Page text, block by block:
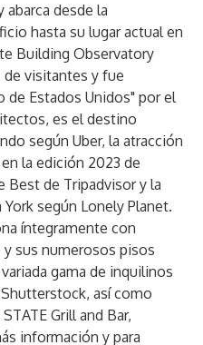
desde la
hasta su lugar actual en
Building Observatory
de visitantes y fue
Estados Unidos" por el
es el destino
según Uber, la atracción
la edición 2023 de
Best de Tripadvisor y la
según Lonely Planet.
íntegramente con
sus numerosos pisos
gama de inquilinos
así como
Grill and Bar,
información y para